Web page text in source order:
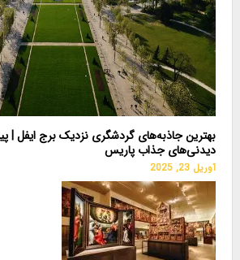
بهترین جاذبه‌های گردشگری نزدیک برج ایفل |
دیدنی‌های جذاب پاریس
آوریل 23, 2025